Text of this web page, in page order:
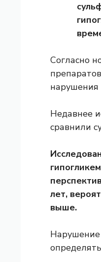
Согласно
нарушения
Недавнее
сравнили
лет,
выше.
Нарушение